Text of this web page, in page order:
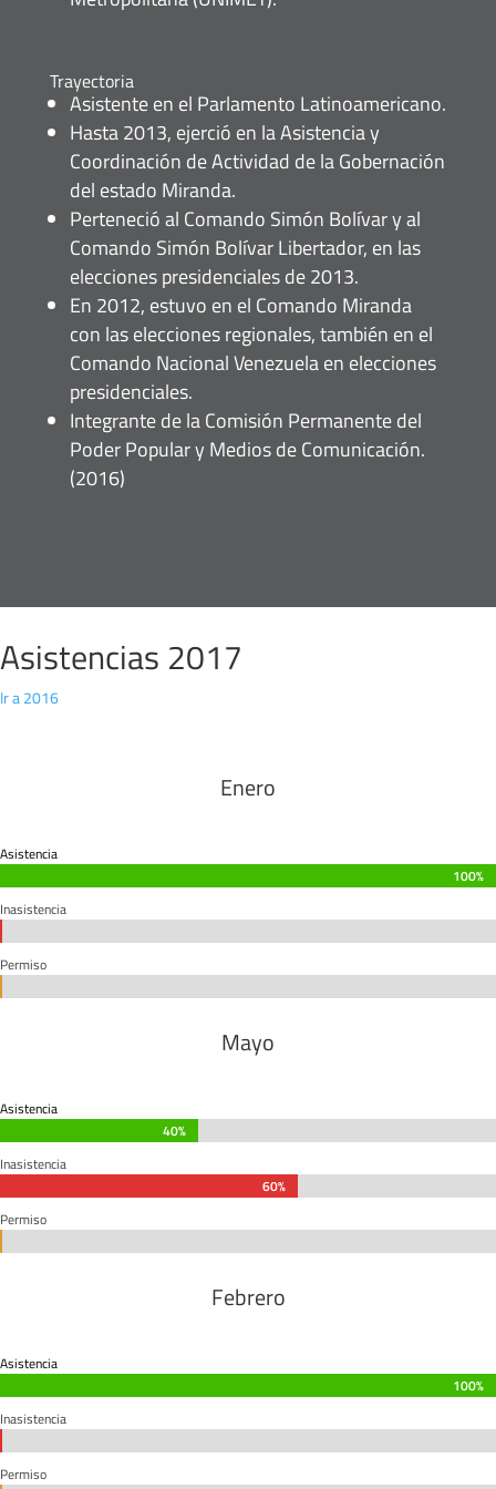
Trayectoria
Asistente en el Parlamento Latinoamericano.
Hasta 2013, ejerció en la Asistencia y
Coordinación de Actividad de la Gobernación
del estado Miranda.
Perteneció al Comando Simón Bolívar y al
Comando Simón Bolívar Libertador, en las
elecciones presidenciales de 2013.
En 2012, estuvo en el Comando Miranda
con las elecciones regionales, también en el
Comando Nacional Venezuela en elecciones
presidenciales.
Integrante de la Comisión Permanente del
Poder Popular y Medios de Comunicación.
(2016)
Asistencias 2017
Ir a 2016
Enero
Asistencia
100%
100%
Inasistencia
Permiso
Mayo
Asistencia
40%
40%
Inasistencia
60%
60%
Permiso
Febrero
Asistencia
100%
100%
Inasistencia
Permiso